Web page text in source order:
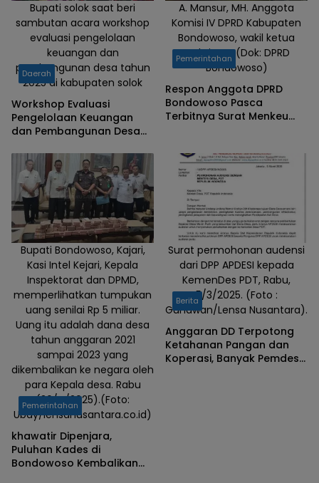
Bupati solok saat beri
sambutan acara workshop
evaluasi pengelolaan
keuangan dan
pembangunan desa tahun
2025 di kabupaten solok
Daerah
Workshop Evaluasi
Pengelolaan Keuangan
dan Pembangunan Desa
Solok
A. Mansur, MH. Anggota
Komisi IV DPRD Kabupaten
Bondowoso, wakil ketua
Fraksi PKB. (Dok: DPRD
Bondowoso)
Pemerintahan
Respon Anggota DPRD
Bondowoso Pasca
Terbitnya Surat Menkeu
Bupati Bondowoso, Kajari,
Kasi Intel Kejari, Kepala
Inspektorat dan DPMD,
memperlihatkan tumpukan
uang senilai Rp 5 miliar.
Uang itu adalah dana desa
tahun anggaran 2021
sampai 2023 yang
dikembalikan ke negara oleh
para Kepala desa. Rabu
(30/4/2025).(Foto:
Ubay/lensanusantara.co.id)
Pemerintahan
khawatir Dipenjara,
Puluhan Kades di
Bondowoso Kembalikan
Surat permohonan audensi
dari DPP APDESI kepada
KemenDes PDT, Rabu,
5/3/2025. (Foto :
Gunawan/Lensa Nusantara).
Berita
Anggaran DD Terpotong
Ketahanan Pangan dan
Koperasi, Banyak Pemdes